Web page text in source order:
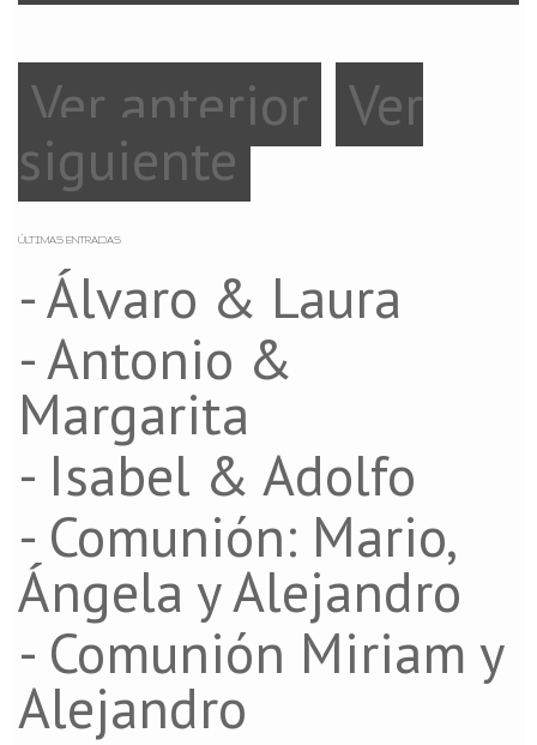
Ver anterior Ver
siguiente
ÚLTIMAS ENTRADAS
- Álvaro & Laura
- Antonio &
Margarita
- Isabel & Adolfo
- Comunión: Mario,
Ángela y Alejandro
- Comunión Miriam y
Alejandro